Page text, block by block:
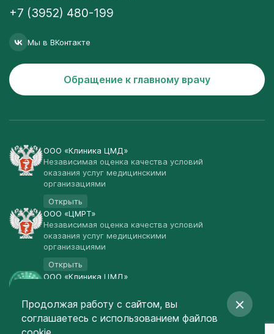
+7 (3952) 480-199
Мы в ВКонтакте
Обращение к главному врачу
ООО «Клиника ЦМД»
Независимая оценка качества условий
оказания услуг медицинскими
организациями
Открыть
ООО «ЦМРТ»
Независимая оценка качества условий
оказания услуг медицинскими
организациями
Открыть
ООО «Клиника ЦМД»
Открыть
© Клиника ЦМД 2003-2026
Продолжая работу с сайтом, вы
соглашаетесь с использованием файлов